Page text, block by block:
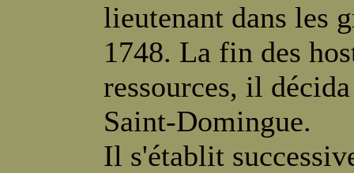
lieutenant dans les
1748. La fin des
ressources, il
Saint-Domingue.
Il s'établit